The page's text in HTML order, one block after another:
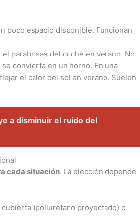
poco espacio disponible. Funcionan
parabrisas del coche en verano. No
convierta en un horno. En una
el calor del sol en verano. Suelen
a disminuir el ruido del
cada situación. La elección depende
cubierta (poliuretano proyectado) o